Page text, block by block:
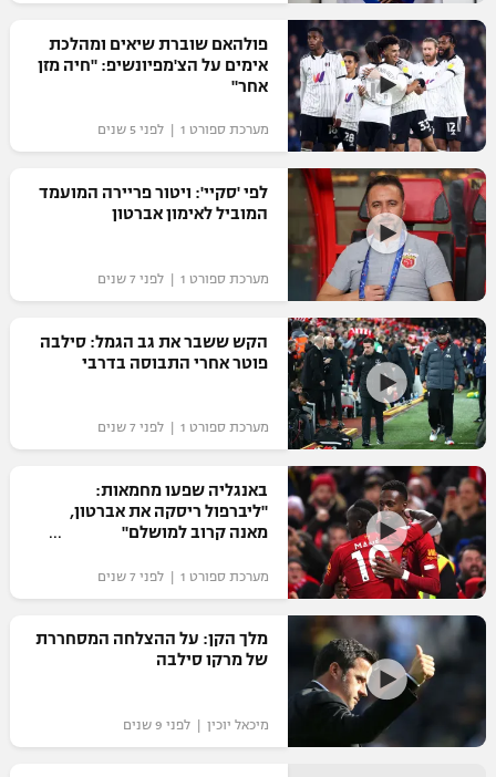
רשיון להקרנה פומבית לבית עסק
הצטרפות לחבילת הערוצים
לוח דרושים – ג'ובנט
תגיות
המגזין
פולהאם שוברת שיאים ומהלכת
אימים על הצ'מפיונשיפ: "חיה מזן
אחר"
מערכת ספורט 1 | לפני 5 שנים
לפי 'סקיי': ויטור פריירה המועמד
המוביל לאימון אברטון
מערכת ספורט 1 | לפני 7 שנים
הקש ששבר את גב הגמל: סילבה
פוטר אחרי התבוסה בדרבי
מערכת ספורט 1 | לפני 7 שנים
באנגליה שפעו מחמאות:
"ליברפול ריסקה את אברטון,
מאנה קרוב למושלם"
מערכת ספורט 1 | לפני 7 שנים
מלך הקן: על ההצלחה המסחררת
של מרקו סילבה
מיכאל יוכין | לפני 9 שנים